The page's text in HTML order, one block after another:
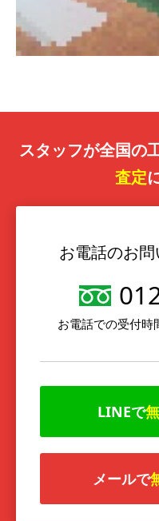
スタッフが全国の
査定
お電話のお問
お電話での受付時
LINEで
メールで